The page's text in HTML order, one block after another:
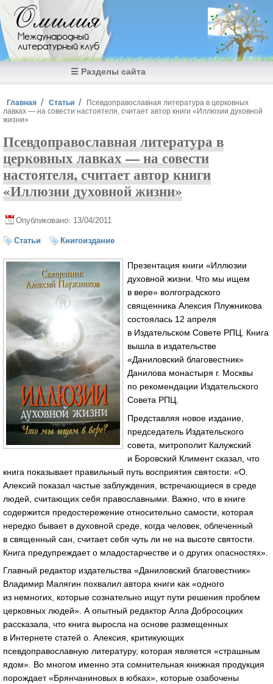
Перейти к основному содержанию
Омилия
Международный
литературный клуб
☰ Разделы сайта
Вы здесь
Главная Статьи
Псевдоправославная литература в церковных
лавках — на совести настоятеля, считает автор книги «Иллюзии духовной
жизни»
Псевдоправославная литература в
церковных лавках — на совести
настоятеля, считает автор книги
«Иллюзии духовной жизни»
Опубликовано: 13/04/2011
Статьи Книгоиздание
Презентация книги «Иллюзии
духовной жизни. Что мы ищем
в вере» волгоградского
священника Алексия Плужникова
состоялась 12 апреля
в Издательском Совете РПЦ. Книга
вышла в издательстве
«Даниловский благовестник»
Данилова монастыря г. Москвы
по рекомендации Издательского
Совета РПЦ.
Представляя новое издание,
председатель Издательского
совета, митрополит Калужский
и Боровский Климент сказал, что
книга показывает правильный путь восприятия святости: «О.
Алексий показал частые заблуждения, встречающиеся в среде
людей, считающих себя православными. Важно, что в книге
содержится предостережение относительно самости, которая
нередко бывает в духовной среде, когда человек, облеченный
в священный сан, считает себя чуть ли не на высоте святости.
Книга предупреждает о младостарчестве и о других опасностях».
Главный редактор издательства «Даниловский благовестник»
Владимир Малягин похвалил автора книги как «одного
из немногих, которые сознательно ищут пути решения проблем
церковных людей». А опытный редактор Алла Добросоцких
рассказала, что книга выросла на основе размещенных
в Интернете статей о. Алексия, критикующих
псевдоправославную литературу, которая является «страшным
ядом». Во многом именно эта сомнительная книжная продукция
порождает «Брянчаниновых в юбках», которые озабочены